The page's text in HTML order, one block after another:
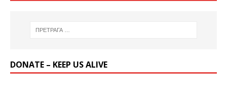
DONATE – KEEP US ALIVE